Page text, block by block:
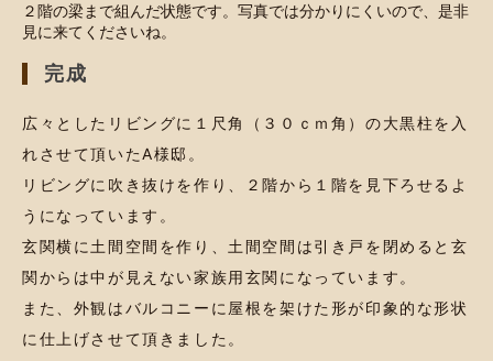
２階の梁まで組んだ状態です。写真では分かりにくいので、是非
見に来てくださいね。
完成
広々としたリビングに１尺角（３０ｃｍ角）の大黒柱を入
れさせて頂いたA様邸。
リビングに吹き抜けを作り、２階から１階を見下ろせるよ
うになっています。
玄関横に土間空間を作り、土間空間は引き戸を閉めると玄
関からは中が見えない家族用玄関になっています。
また、外観はバルコニーに屋根を架けた形が印象的な形状
に仕上げさせて頂きました。